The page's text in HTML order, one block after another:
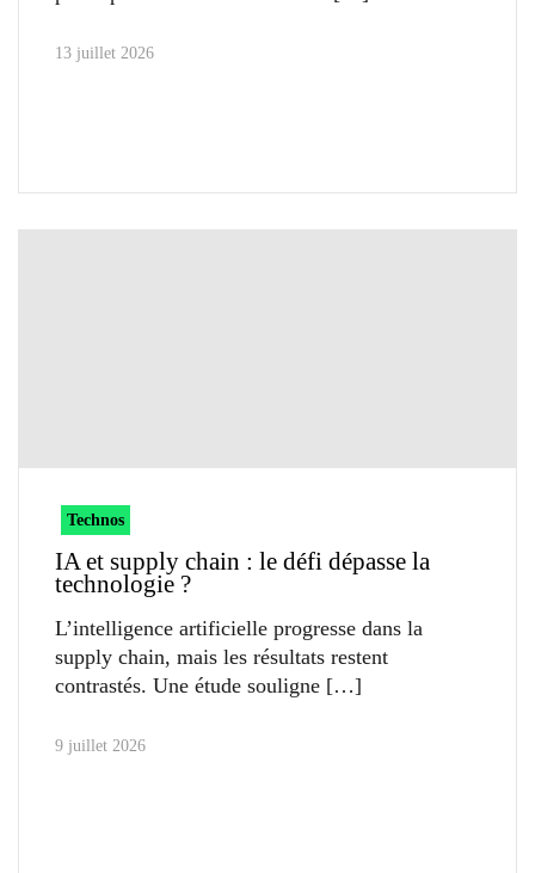
13 juillet 2026
Technos
IA et supply chain : le défi dépasse la
technologie ?
L’intelligence artificielle progresse dans la
supply chain, mais les résultats restent
contrastés. Une étude souligne
9 juillet 2026